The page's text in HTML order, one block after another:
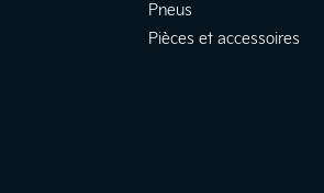
Pneus
Pièces et accessoires